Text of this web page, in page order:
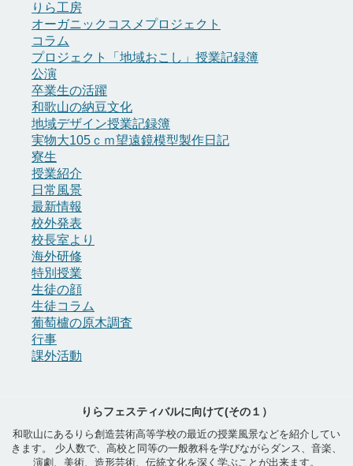
りら工房
オーガニックコスメプロジェクト
コラム
プロジェクト「地域おこし」授業記録簿
公演
卒業生の活躍
和歌山の納豆文化
地域デザイン授業記録簿
実物大105ｃｍ望遠鏡模型製作日記
寮生
授業紹介
日常風景
最新情報
校外発表
校長室より
海外研修
特別授業
生徒の顔
生徒コラム
葡萄櫨の原木調査
行事
課外活動
りらフェスティバルに向けて(その１）
和歌山にあるりら創造芸術高等学校の最近の授業風景などを紹介してい
きます。 少人数で、高校と同等の一般教科を学びながらダンス、音楽、
演劇、美術、造形芸術、伝統文化を深く学ぶことが出来ます。